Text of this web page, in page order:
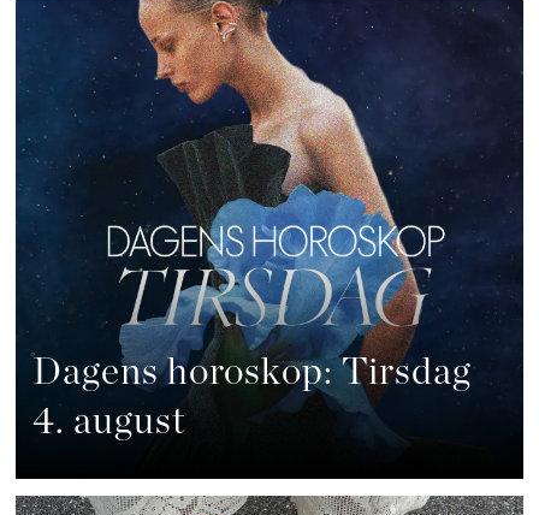
Dagens horoskop: Tirsdag
4. august